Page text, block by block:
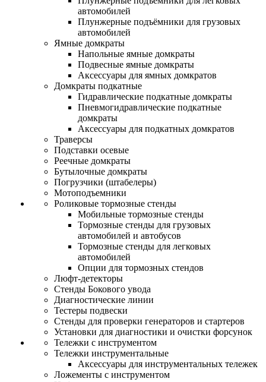
автомобилей
Плунжерные подъёмники для грузовых
автомобилей
Ямные домкраты
Напольные ямные домкраты
Подвесные ямные домкраты
Аксессуары для ямных домкратов
Домкраты подкатные
Гидравлические подкатные домкраты
Пневмогидравлические подкатные
домкраты
Аксессуары для подкатных домкратов
Траверсы
Подставки осевые
Реечные домкраты
Бутылочные домкраты
Погрузчики (штабелеры)
Мотоподъемники
Роликовые тормозные стенды
Мобильные тормозные стенды
Тормозные стенды для грузовых
автомобилей и автобусов
Тормозные стенды для легковых
автомобилей
Опции для тормозных стендов
Люфт-детекторы
Стенды Бокового увода
Диагностические линии
Тестеры подвески
Стенды для проверки генераторов и стартеров
Установки для диагностики и очистки форсунок
Тележки с инструментом
Тележки инструментальные
Аксессуары для инструментальных тележек
Ложементы с инструментом